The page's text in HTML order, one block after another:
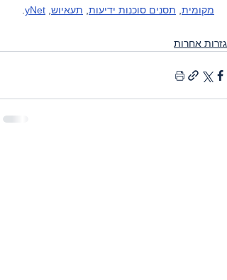
מקומית, תסנים סוכנות ידיעות, תעאיוש,
yNet
.
גזרות אחרות